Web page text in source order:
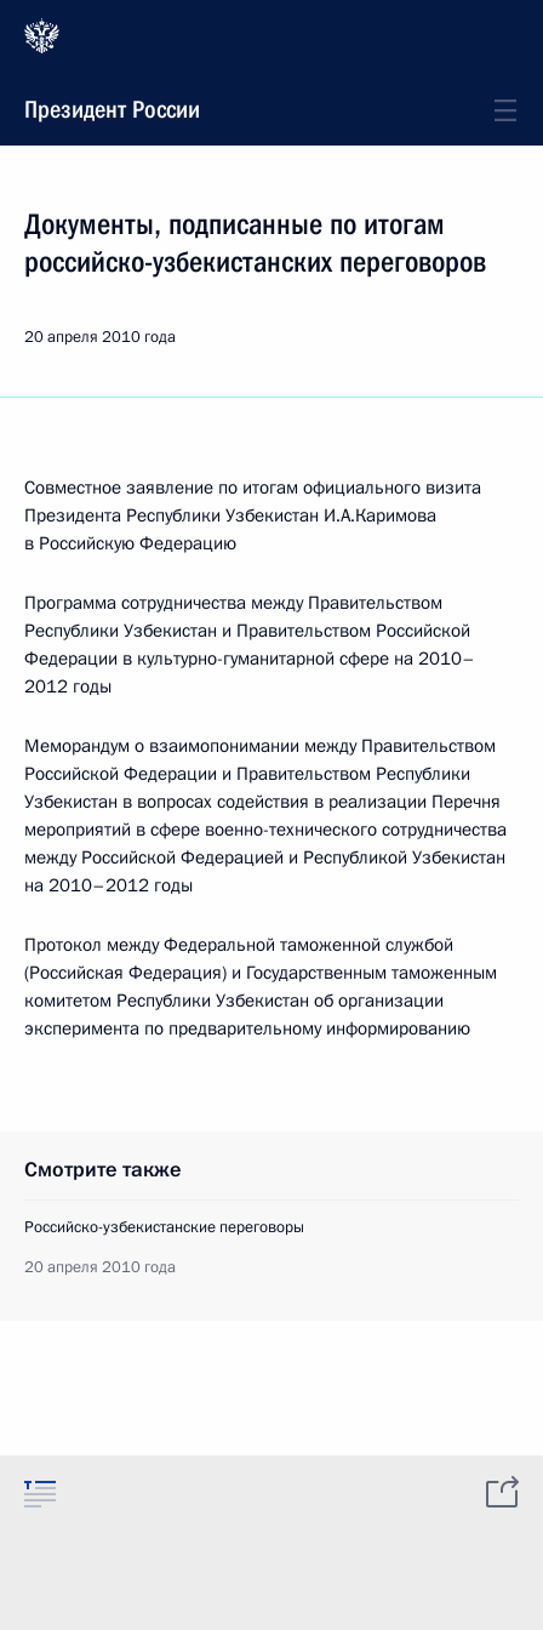
Президент России
Документы, подписанные по итогам
российско-узбекистанских переговоров
20 апреля 2010 года
Совместное заявление по итогам официального визита
Президента Республики Узбекистан И.А.Каримова
в Российскую Федерацию
Программа сотрудничества между Правительством
Республики Узбекистан и Правительством Российской
Федерации в культурно-гуманитарной сфере на 2010–
2012 годы
Меморандум о взаимопонимании между Правительством
Российской Федерации и Правительством Республики
Узбекистан в вопросах содействия в реализации Перечня
мероприятий в сфере военно-технического сотрудничества
между Российской Федерацией и Республикой Узбекистан
на 2010–2012 годы
Протокол между Федеральной таможенной службой
(Российская Федерация) и Государственным таможенным
комитетом Республики Узбекистан об организации
эксперимента по предварительному информированию
Смотрите также
Российско-узбекистанские переговоры
20 апреля 2010 года